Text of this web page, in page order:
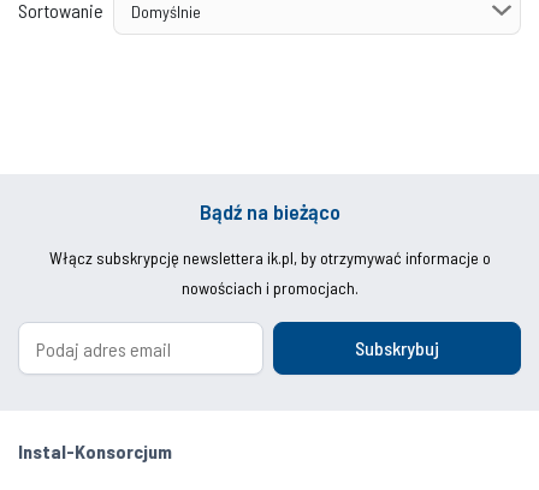
Sortowanie
Bądź na bieżąco
Włącz subskrypcję newslettera ik.pl, by otrzymywać informacje o
nowościach i promocjach.
Subskrybuj
Instal-Konsorcjum